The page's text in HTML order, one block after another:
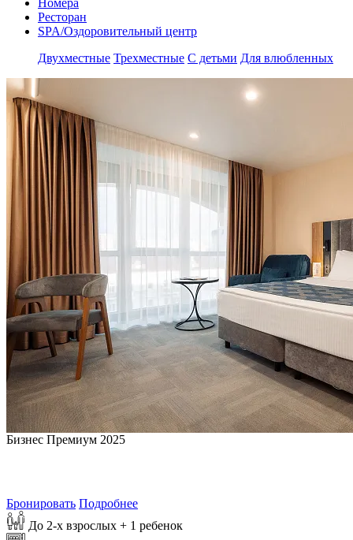
Номера
Ресторан
SPA/Оздоровительный центр
Двухместные Трехместные С детьми Для влюбленных
Бизнес Премиум 2025
Бронировать Подробнее
До 2-х взрослых + 1 ребенок